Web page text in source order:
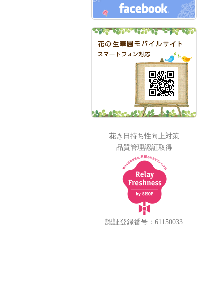
花き日持ち性向上対策
品質管理認証取得
認証登録番号：61150033